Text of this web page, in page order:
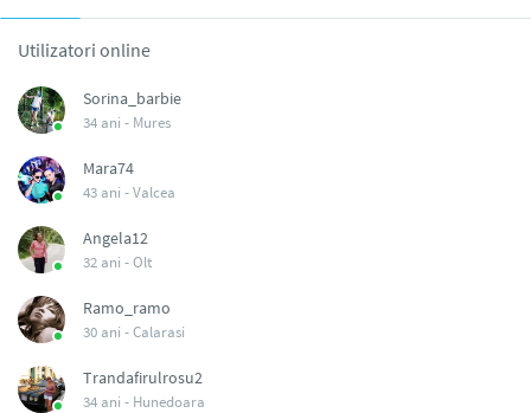
Utilizatori online
Sorina_barbie
34 ani - Mures
Mara74
43 ani -Valcea
Angela12
32 ani -Olt
Ramo_ramo
30 ani -Calarasi
Trandafirulrosu2
34 ani - Hunedoara